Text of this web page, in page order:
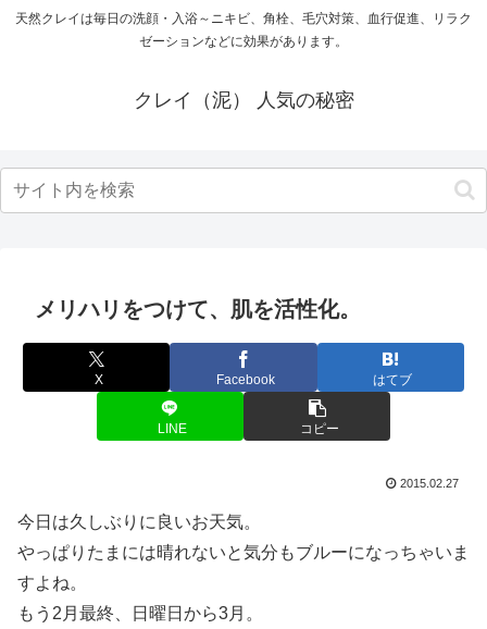
天然クレイは毎日の洗顔・入浴～ニキビ、角栓、毛穴対策、血行促進、リラク
ゼーションなどに効果があります。
クレイ（泥） 人気の秘密
メリハリをつけて、肌を活性化。
X Facebook はてブ
LINE コピー
2015.02.27
今日は久しぶりに良いお天気。
やっぱりたまには晴れないと気分もブルーになっちゃいま
すよね。
もう2月最終、日曜日から3月。